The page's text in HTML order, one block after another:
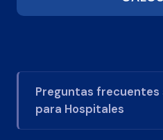
Preguntas frecuentes
para Hospitales